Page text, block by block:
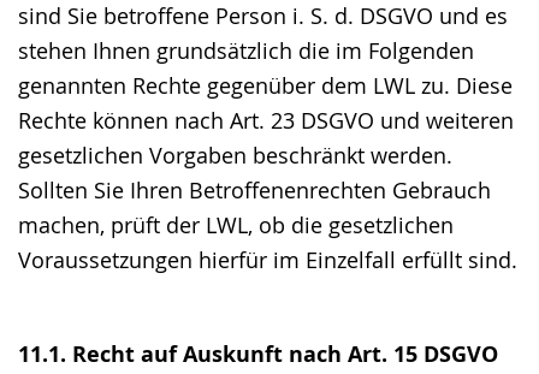
sind Sie betroffene Person i. S. d. DSGVO und es
stehen Ihnen grundsätzlich die im Folgenden
genannten Rechte gegenüber dem LWL zu. Diese
Rechte können nach Art. 23 DSGVO und weiteren
gesetzlichen Vorgaben beschränkt werden.
Sollten Sie Ihren Betroffenenrechten Gebrauch
machen, prüft der LWL, ob die gesetzlichen
Voraussetzungen hierfür im Einzelfall erfüllt sind.
11.1. Recht auf Auskunft nach Art. 15 DSGVO